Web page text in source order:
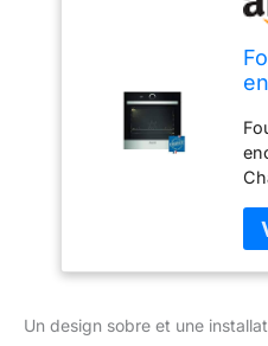
-
-
Un design sobre et une